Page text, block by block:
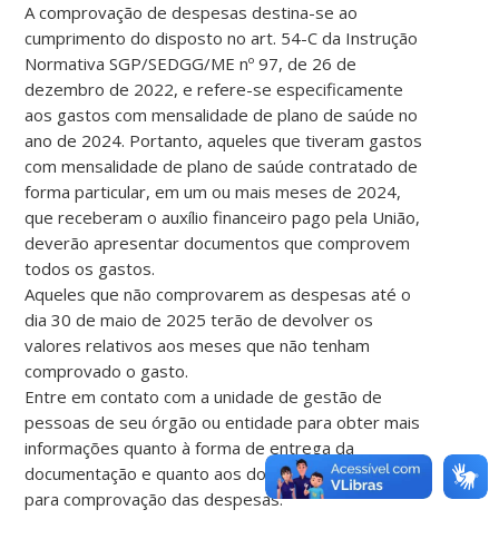
A comprovação de despesas destina-se ao
cumprimento do disposto no art. 54-C da Instrução
Normativa SGP/SEDGG/ME nº 97, de 26 de
dezembro de 2022, e refere-se especificamente
aos gastos com mensalidade de plano de saúde no
ano de 2024. Portanto, aqueles que tiveram gastos
com mensalidade de plano de saúde contratado de
forma particular, em um ou mais meses de 2024,
que receberam o auxílio financeiro pago pela União,
deverão apresentar documentos que comprovem
todos os gastos.
Aqueles que não comprovarem as despesas até o
dia 30 de maio de 2025 terão de devolver os
valores relativos aos meses que não tenham
comprovado o gasto.
Entre em contato com a unidade de gestão de
pessoas de seu órgão ou entidade para obter mais
informações quanto à forma de entrega da
documentação e quanto aos documentos aceitos
para comprovação das despesas.